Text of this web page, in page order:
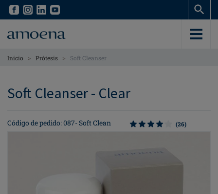
Skip
content
Skip
content
Inicio > Prótesis > Soft Cleanser
Soft Cleanser - Clear
Código de pedido: 087- Soft Clean (26)